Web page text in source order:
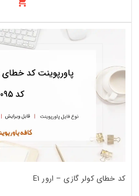
کد خطای کولر گازی – ارور E1